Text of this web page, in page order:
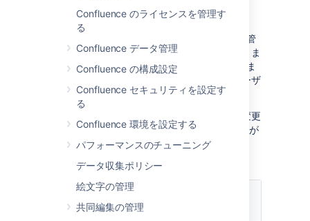
Confluence のライセンスを管理す
る
Confluence データ管理
Confluence の構成設定
Confluence セキュリティを設定す
る
Confluence 環境を設定する
パフォーマンスのチューニング
データ収集ポリシー
絵文字の管理
共同編集の管理
れているユーザー
Confluence の内部ディレクトリでユーザーを管
理していない場合でも、ユーザー名を変更できま
す。Confluence は外部のユーザーを更新できま
外部ディレクトリで生じたユーザ
ー名の変更を検出します。
次の表は、外部ディレクトリでユーザー名を変更
し、その変更を Confluence に検出させることが
できる可能性のあるインスタンスを示していま
ユーザー
ディレク
ユーザー名を変更するところ